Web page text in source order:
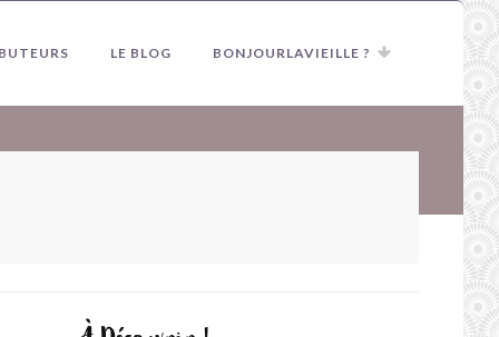
LE BLOG BONJOURLAVIEILLE ?